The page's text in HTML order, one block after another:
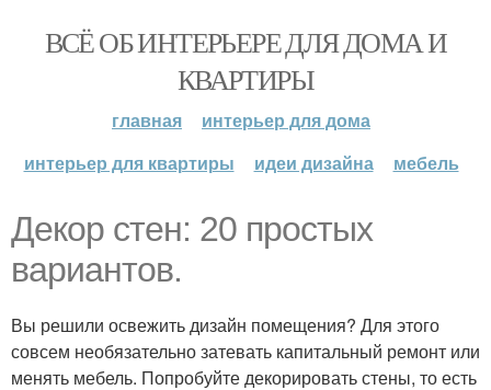
ВСЁ ОБ ИНТЕРЬЕРЕ ДЛЯ ДОМА И
КВАРТИРЫ
главная
интерьер для дома
интерьер для квартиры
идеи дизайна мебель
Декор стен: 20 простых
вариантов.
Вы решили освежить дизайн помещения? Для этого
совсем необязательно затевать капитальный ремонт или
менять мебель. Попробуйте декорировать стены, то есть